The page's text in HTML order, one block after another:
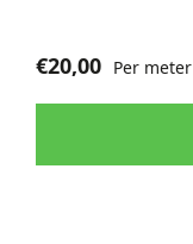
€20,00 Per meter